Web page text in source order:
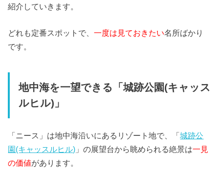
紹介していきます。
どれも定番スポットで、一度は見ておきたい名所ばかり
です。
地中海を一望できる「城跡公園(キャッス
ルヒル)」
「ニース」は地中海沿いにあるリゾート地で、「城跡公
園(キャッスルヒル) 」の展望台から眺められる絶景は一見
の価値があります。